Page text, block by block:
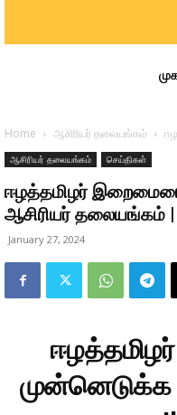
Home ஆசிரியர் தலையங்கம்
ஆசிரியர் தலையங்கம் செய்திகள்
ஈழத்தமிழர்
ஆசிரியர் தலையங்கம் |
January 27, 2024
முன்னெடுக்க